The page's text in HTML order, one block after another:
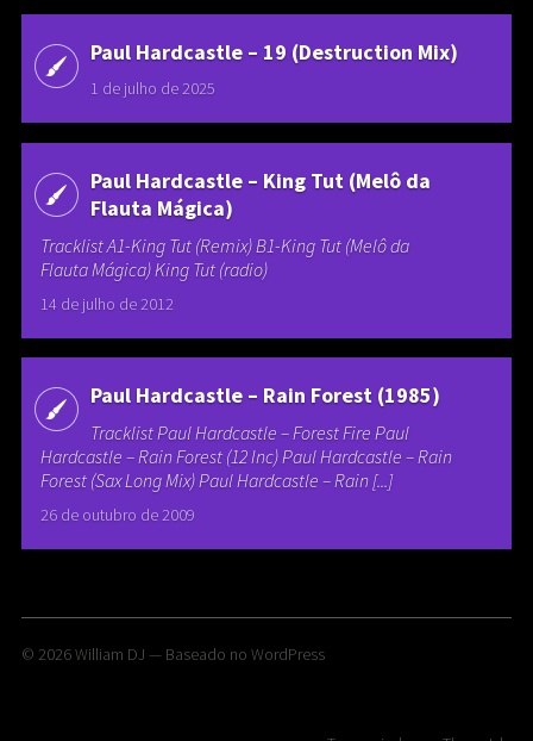
Paul Hardcastle – 19 (Destruction Mix)
1 de julho de 2025
Paul Hardcastle – King Tut (Melô da
Flauta Mágica)
Tracklist A1-King Tut (Remix) B1-King Tut (Melô da
Flauta Mágica) King Tut (radio)
14 de julho de 2012
Paul Hardcastle – Rain Forest (1985)
Tracklist Paul Hardcastle – Forest Fire Paul
Hardcastle – Rain Forest (12 Inc) Paul Hardcastle – Rain
Forest (Sax Long Mix) Paul Hardcastle – Rain [...]
26 de outubro de 2009
© 2026William DJ — Baseado no WordPress